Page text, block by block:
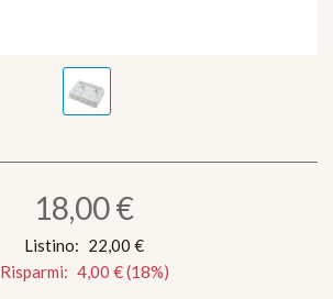
18,00 €
Listino: 22,00 €
Risparmi: 4,00 €(18%)